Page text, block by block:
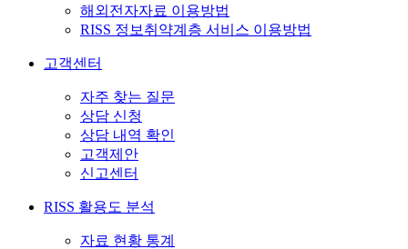
해외전자자료 이용방법
RISS 정보취약계층 서비스 이용방법
고객센터
자주 찾는 질문
상담 신청
상담 내역 확인
고객제안
신고센터
RISS 활용도 분석
자료 현황 통계